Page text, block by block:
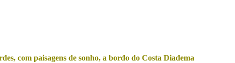
com paisagens de sonho, a bordo do Costa Diadema